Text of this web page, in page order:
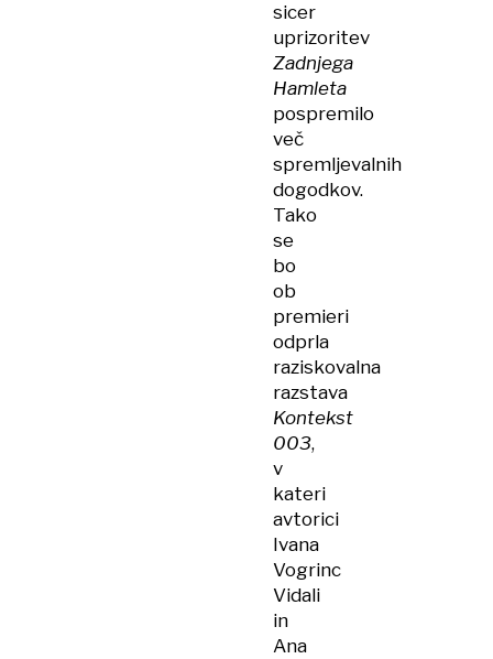
sicer
uprizoritev
Zadnjega
Hamleta
pospremilo
več
spremljevalnih
dogodkov.
Tako
se
bo
ob
premieri
odprla
raziskovalna
razstava
Kontekst
003,
v
kateri
avtorici
Ivana
Vogrinc
Vidali
in
Ana